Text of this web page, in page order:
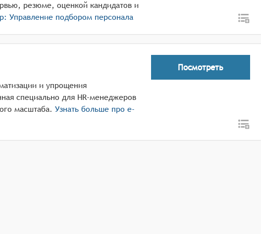
резюме, оценкой кандидатов и
Управление подбором персонала
и упрощения
специально для HR-менеджеров
масштаба. Узнать больше про e-
Посмотреть